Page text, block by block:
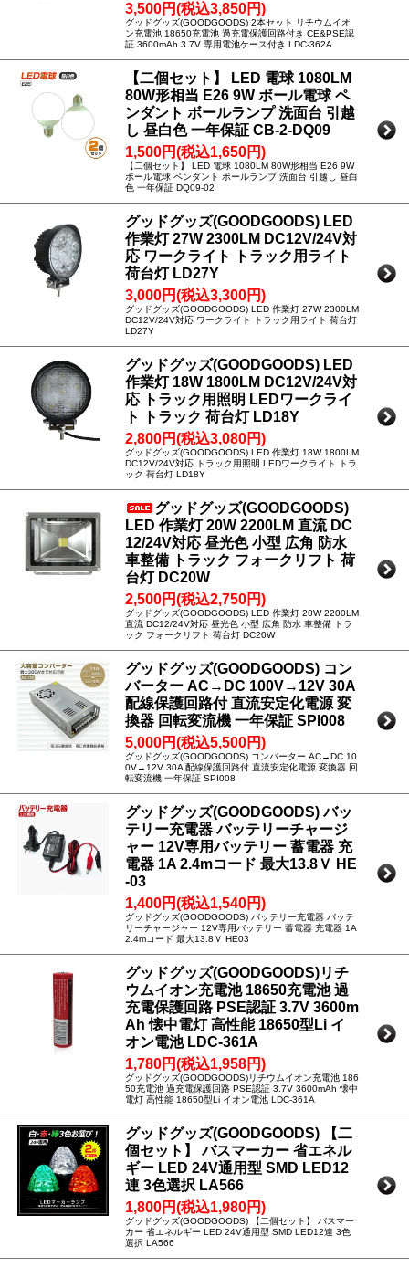
3,500円(税込3,850円)
グッドグッズ(GOODGOODS) 2本セット リチウムイオ
ン充電池 18650充電池 過充電保護回路付き CE&PSE認
証 3600mAh 3.7V 専用電池ケース付き LDC-362A
【二個セット】 LED 電球 1080LM
80W形相当 E26 9W ボール電球 ペ
ンダント ボールランプ 洗面台 引越
し 昼白色 一年保証 CB-2-DQ09
1,500円(税込1,650円)
【二個セット】 LED 電球 1080LM 80W形相当 E26 9W
ボール電球 ペンダント ボールランプ 洗面台 引越し 昼白
色 一年保証 DQ09-02
グッドグッズ(GOODGOODS) LED
作業灯 27W 2300LM DC12V/24V対
応 ワークライト トラック用ライト
荷台灯 LD27Y
3,000円(税込3,300円)
グッドグッズ(GOODGOODS) LED 作業灯 27W 2300LM
DC12V/24V対応 ワークライト トラック用ライト 荷台灯
LD27Y
グッドグッズ(GOODGOODS) LED
作業灯 18W 1800LM DC12V/24V対
応 トラック用照明 LEDワークライ
ト トラック 荷台灯 LD18Y
2,800円(税込3,080円)
グッドグッズ(GOODGOODS) LED 作業灯 18W 1800LM
DC12V/24V対応 トラック用照明 LEDワークライト トラ
ック 荷台灯 LD18Y
グッドグッズ(GOODGOODS)
LED 作業灯 20W 2200LM 直流 DC
12/24V対応 昼光色 小型 広角 防水
車整備 トラック フォークリフト 荷
台灯 DC20W
2,500円(税込2,750円)
グッドグッズ(GOODGOODS) LED 作業灯 20W 2200LM
直流 DC12/24V対応 昼光色 小型 広角 防水 車整備 トラ
ック フォークリフト 荷台灯 DC20W
グッドグッズ(GOODGOODS) コン
バーター AC→DC 100V→12V 30A
配線保護回路付 直流安定化電源 変
換器 回転変流機 一年保証 SPI008
5,000円(税込5,500円)
グッドグッズ(GOODGOODS) コンバーター AC→DC 10
0V→12V 30A 配線保護回路付 直流安定化電源 変換器 回
転変流機 一年保証 SPI008
グッドグッズ(GOODGOODS) バッ
テリー充電器 バッテリーチャージ
ャー 12V専用バッテリー 蓄電器 充
電器 1A 2.4mコード 最大13.8Ｖ HE
-03
1,400円(税込1,540円)
グッドグッズ(GOODGOODS) バッテリー充電器 バッテ
リーチャージャー 12V専用バッテリー 蓄電器 充電器 1A
2.4mコード 最大13.8Ｖ HE03
グッドグッズ(GOODGOODS)リチ
ウムイオン充電池 18650充電池 過
充電保護回路 PSE認証 3.7V 3600m
Ah 懐中電灯 高性能 18650型Li イ
オン電池 LDC-361A
1,780円(税込1,958円)
グッドグッズ(GOODGOODS)リチウムイオン充電池 186
50充電池 過充電保護回路 PSE認証 3.7V 3600mAh 懐中
電灯 高性能 18650型Li イオン電池 LDC-361A
グッドグッズ(GOODGOODS) 【二
個セット】 バスマーカー 省エネル
ギー LED 24V通用型 SMD LED12
連 3色選択 LA566
1,800円(税込1,980円)
グッドグッズ(GOODGOODS) 【二個セット】 バスマー
カー 省エネルギー LED 24V通用型 SMD LED12連 3色
選択 LA566